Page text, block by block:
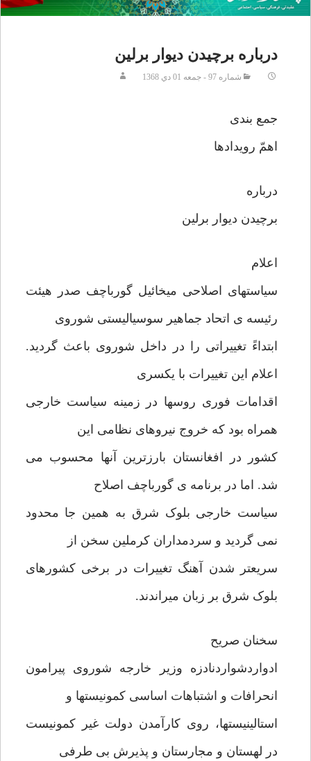
درباره برچیدن دیوار برلین
شماره 97 - جمعه 01 دي 1368
جمع بندی
اهمّ رویدادها
درباره
برچیدن دیوار برلین
اعلام
سیاستهای اصلاحی میخائیل گورباچف صدر هیئت
رئیسه ی اتحاد جماهیر سوسیالیستی شوروی
ابتداءً تغییراتی را در داخل شوروی باعث گردید.
اعلام این تغییرات با یکسری
اقدامات فوری روسها در زمینه سیاست خارجی
همراه بود که خروج نیروهای نظامی این
کشور در افغانستان بارزترین آنها محسوب می
شد. اما در برنامه ی گورباچف اصلاح
سیاست خارجی بلوک شرق به همین جا محدود
نمی گردید و سردمداران کرملین سخن از
سریعتر شدن آهنگ تغییرات در برخی کشورهای
بلوک شرق بر زبان میراندند.
سخنان صریح
ادواردشواردنادزه وزیر خارجه شوروی پیرامون
انحرافات و اشتباهات اساسی کمونیستها و
استالینیستها، روی کارآمدن دولت غیر کمونیست
در لهستان و مجارستان و پذیرش بی طرفی